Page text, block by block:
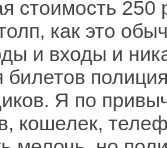
стоимость
как это
и входы и
билетов
Я по
кошелек,